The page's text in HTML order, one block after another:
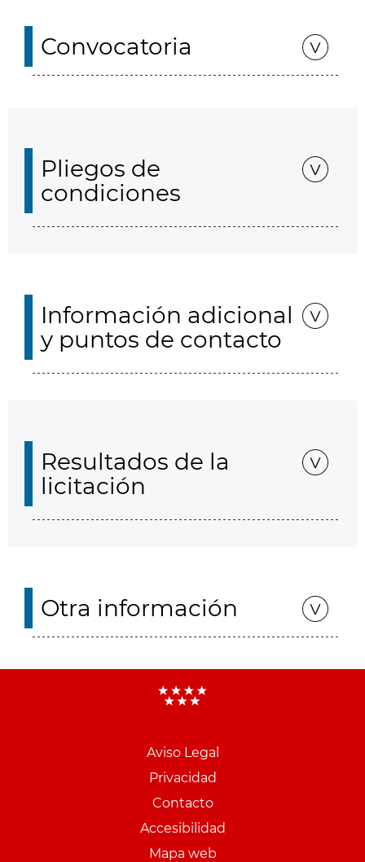
Convocatoria
Pliegos de
condiciones
Información adicional
y puntos de contacto
Resultados de la
licitación
Otra información
Aviso Legal
Privacidad
Contacto
Accesibilidad
Mapa web